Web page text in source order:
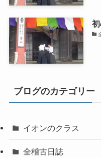
ブログのカテゴリー
イオンのクラス
全稽古日誌